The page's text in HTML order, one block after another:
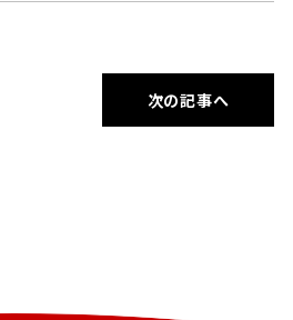
次の記事へ